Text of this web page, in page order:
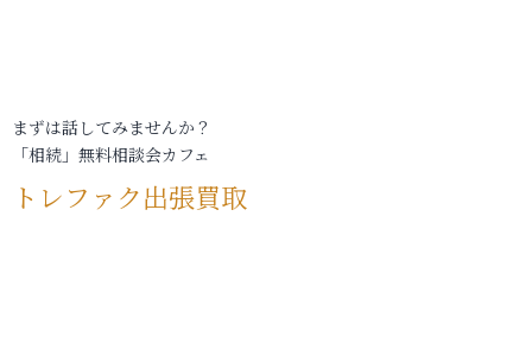
まずは話してみませんか？
「相続」無料相談会カフェ
トレファク出張買取